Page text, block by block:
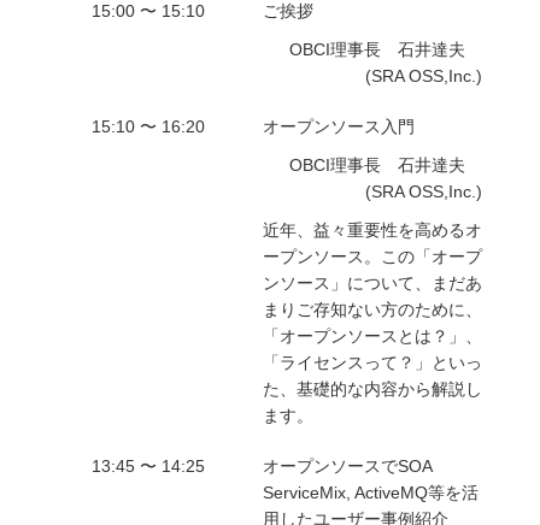
15:00 〜 15:10
ご挨拶
OBCI理事長 石井達夫
(SRA OSS,Inc.)
15:10 〜 16:20
オープンソース入門
OBCI理事長 石井達夫
(SRA OSS,Inc.)
近年、益々重要性を高めるオ
ープンソース。この「オープ
ンソース」について、まだあ
まりご存知ない方のために、
「オープンソースとは？」、
「ライセンスって？」といっ
た、基礎的な内容から解説し
ます。
13:45 〜 14:25
オープンソースでSOA
ServiceMix, ActiveMQ等を活
用したユーザー事例紹介